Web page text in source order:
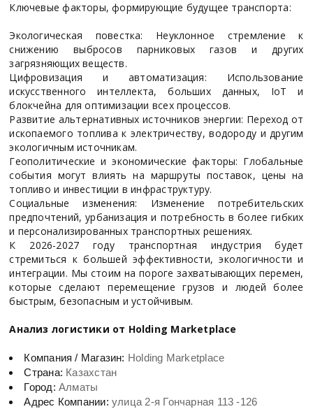
Ключевые факторы, формирующие будущее транспорта:
Экологическая повестка: Неуклонное стремление к
снижению выбросов парниковых газов и других
загрязняющих веществ.
Цифровизация и автоматизация: Использование
искусственного интеллекта, больших данных, IoT и
блокчейна для оптимизации всех процессов.
Развитие альтернативных источников энергии: Переход от
ископаемого топлива к электричеству, водороду и другим
экологичным источникам.
Геополитические и экономические факторы: Глобальные
события могут влиять на маршруты поставок, цены на
топливо и инвестиции в инфраструктуру.
Социальные изменения: Изменение потребительских
предпочтений, урбанизация и потребность в более гибких
и персонализированных транспортных решениях.
К 2026-2027 году транспортная индустрия будет
стремиться к большей эффективности, экологичности и
интеграции. Мы стоим на пороге захватывающих перемен,
которые сделают перемещение грузов и людей более
быстрым, безопасным и устойчивым.
Анализ логистики от Holding Marketplace
Компания / Магазин: Holding Marketplace
Страна: Казахстан
Город:Алматы
Адрес Компании:улица 2-я Гончарная 113 -126